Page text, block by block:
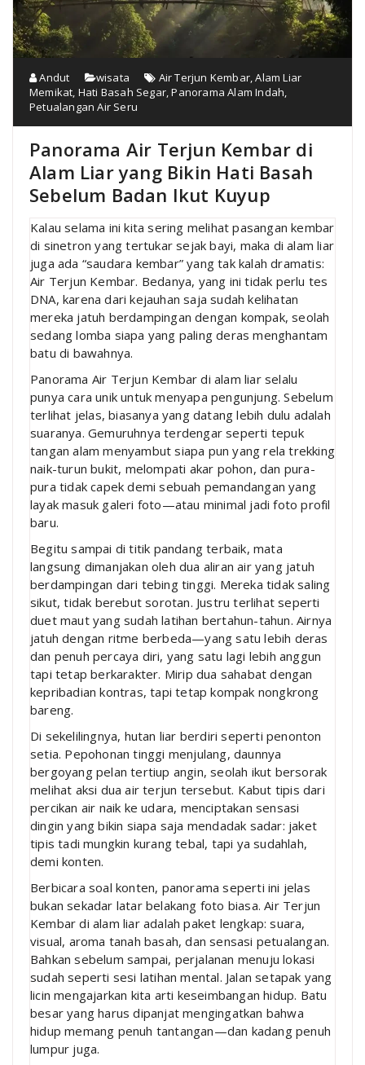
Andut wisata Air Terjun Kembar ,Alam Liar
Memikat Hati Basah Segar ,Panorama Alam Indah
Petualangan Air Seru
Panorama Air Terjun Kembar di
Alam Liar yang Bikin Hati Basah
Sebelum Badan Ikut Kuyup
Kalau selama ini kita sering melihat pasangan kembar
di sinetron yang tertukar sejak bayi, maka di alam liar
juga ada “saudara kembar” yang tak kalah dramatis:
Air Terjun Kembar. Bedanya, yang ini tidak perlu tes
DNA, karena dari kejauhan saja sudah kelihatan
mereka jatuh berdampingan dengan kompak, seolah
sedang lomba siapa yang paling deras menghantam
batu di bawahnya.
Panorama Air Terjun Kembar di alam liar selalu
punya cara unik untuk menyapa pengunjung. Sebelum
terlihat jelas, biasanya yang datang lebih dulu adalah
suaranya. Gemuruhnya terdengar seperti tepuk
tangan alam menyambut siapa pun yang rela trekking
naik-turun bukit, melompati akar pohon, dan pura-
pura tidak capek demi sebuah pemandangan yang
layak masuk galeri foto—atau minimal jadi foto profil
baru.
Begitu sampai di titik pandang terbaik, mata
langsung dimanjakan oleh dua aliran air yang jatuh
berdampingan dari tebing tinggi. Mereka tidak saling
sikut, tidak berebut sorotan. Justru terlihat seperti
duet maut yang sudah latihan bertahun-tahun. Airnya
jatuh dengan ritme berbeda—yang satu lebih deras
dan penuh percaya diri, yang satu lagi lebih anggun
tapi tetap berkarakter. Mirip dua sahabat dengan
kepribadian kontras, tapi tetap kompak nongkrong
bareng.
Di sekelilingnya, hutan liar berdiri seperti penonton
setia. Pepohonan tinggi menjulang, daunnya
bergoyang pelan tertiup angin, seolah ikut bersorak
melihat aksi dua air terjun tersebut. Kabut tipis dari
percikan air naik ke udara, menciptakan sensasi
dingin yang bikin siapa saja mendadak sadar: jaket
tipis tadi mungkin kurang tebal, tapi ya sudahlah,
demi konten.
Berbicara soal konten, panorama seperti ini jelas
bukan sekadar latar belakang foto biasa. Air Terjun
Kembar di alam liar adalah paket lengkap: suara,
visual, aroma tanah basah, dan sensasi petualangan.
Bahkan sebelum sampai, perjalanan menuju lokasi
sudah seperti sesi latihan mental. Jalan setapak yang
licin mengajarkan kita arti keseimbangan hidup. Batu
besar yang harus dipanjat mengingatkan bahwa
hidup memang penuh tantangan—dan kadang penuh
lumpur juga.